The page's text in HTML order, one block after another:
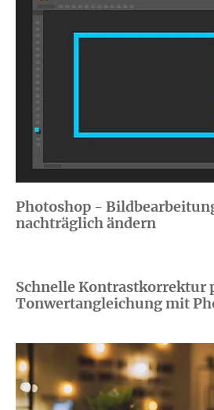
Photoshop -
nachträglich ändern
Schnelle Kontrastkorrektur
Tonwertangleichung mit